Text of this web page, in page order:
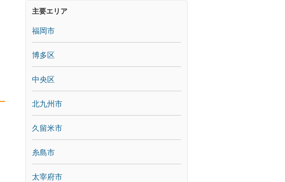
主要エリア
福岡市
博多区
中央区
北九州市
久留米市
糸島市
太宰府市